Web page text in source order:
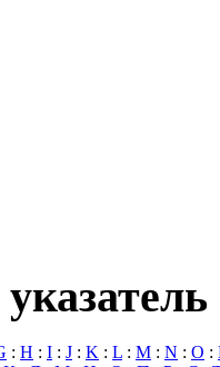
: H : I : J : K : L : M : N : O :